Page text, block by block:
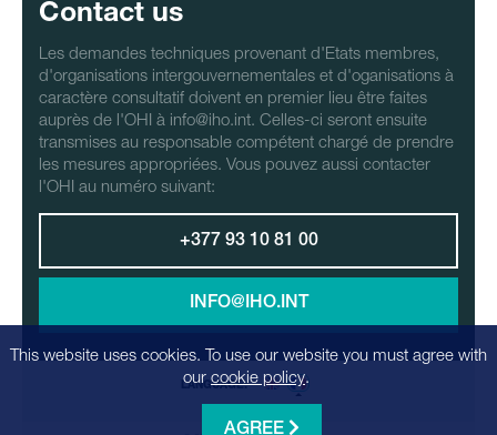
Contact us
Les demandes techniques provenant d'Etats membres,
d'organisations intergouvernementales et d'oganisations à
caractère consultatif doivent en premier lieu être faites
auprès de l'OHI à info@iho.int. Celles-ci seront ensuite
transmises au responsable compétent chargé de prendre
les mesures appropriées. Vous pouvez aussi contacter
l'OHI au numéro suivant:
+377 93 10 81 00
INFO@IHO.INT
LANGUAGE:
This website uses cookies. To use our website you must agree with
our cookie policy.
AGREE